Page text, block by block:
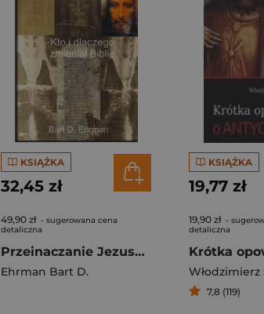
KSIĄŻKA
32,45 zł
49,90 zł - sugerowana cena
detaliczna
Przeinaczanie Jezusa Kto i dlaczego zmieniał Biblię
Ehrman Bart D.
KSIĄŻKA
19,77 zł
19,90 zł -
detaliczna
Włodzimierz
7,8 (119)